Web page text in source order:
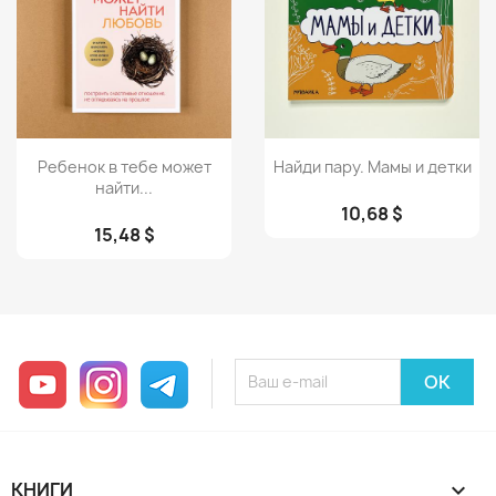
Просмотр
Ребенок в тебе может
найти...
15,48 $
Просмотр
Найди пару. Мамы и детки
10,68 $
YouTube InstagramTelegram
КНИГИ 